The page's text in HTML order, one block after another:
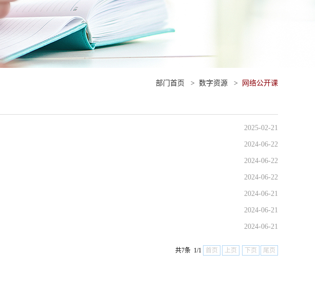
部门首页 > 数字资源 > 网络公开课
2025-02-21
2024-06-22
2024-06-22
2024-06-22
2024-06-21
2024-06-21
2024-06-21
共7条 1/1 首页 上页 下页 尾页